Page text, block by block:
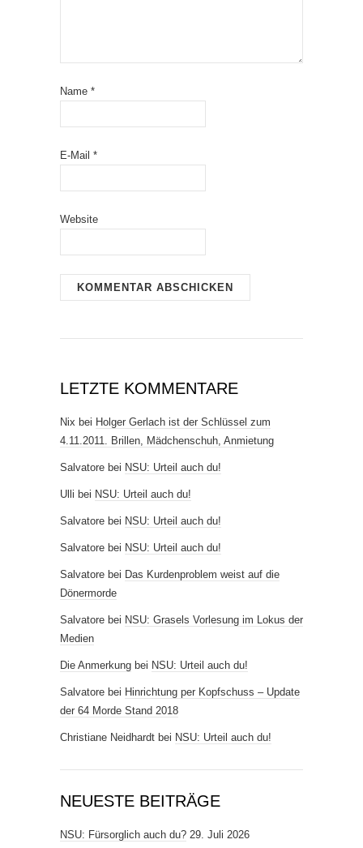
Name *
E-Mail *
Website
LETZTE KOMMENTARE
Nix bei Holger Gerlach ist der Schlüssel zum
4.11.2011. Brillen, Mädchenschuh, Anmietung
Salvatore bei NSU: Urteil auch du!
Ulli bei NSU: Urteil auch du!
Salvatore bei NSU: Urteil auch du!
Salvatore bei NSU: Urteil auch du!
Salvatore bei Das Kurdenproblem weist auf die
Dönermorde
Salvatore bei NSU: Grasels Vorlesung im Lokus der
Medien
Die Anmerkung bei NSU: Urteil auch du!
Salvatore bei Hinrichtung per Kopfschuss – Update
der 64 Morde Stand 2018
Christiane Neidhardt bei NSU: Urteil auch du!
NEUESTE BEITRÄGE
NSU: Fürsorglich auch du? 29. Juli 2026